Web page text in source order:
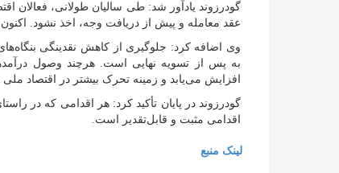
گودرزوند یادآور شد: طی سالیان طولانی، فعالان
عقد معامله و پیش از دریافت وجه، اخذ نشود.
وی اضافه کرد: جلوگیری از کاهش نقدینگی
به پس از تسویه نهایی است. هرچند وصول
افزایش می‌یابد و زمینه تحرک بیشتر در اقتصاد
گودرزوند در پایان تأکید کرد: هر اقدامی که در
اقدامی مثبت و قابل‌تقدیر است.
لینک منبع